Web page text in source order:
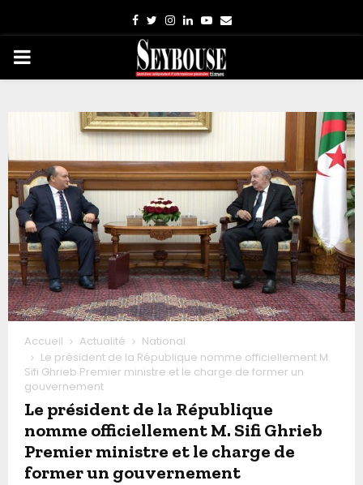
Facebook
TwitterInstagram
LinkedinYoutube
Email
PRIMARY
Accueil Actualité
National
Le président de la République nomme officiellement M.
Sifi Ghrieb Premier ministre et le charge de former un
gouvernement
Le président de la République
nomme officiellement M. Sifi Ghrieb
Premier ministre et le charge de
former un gouvernement